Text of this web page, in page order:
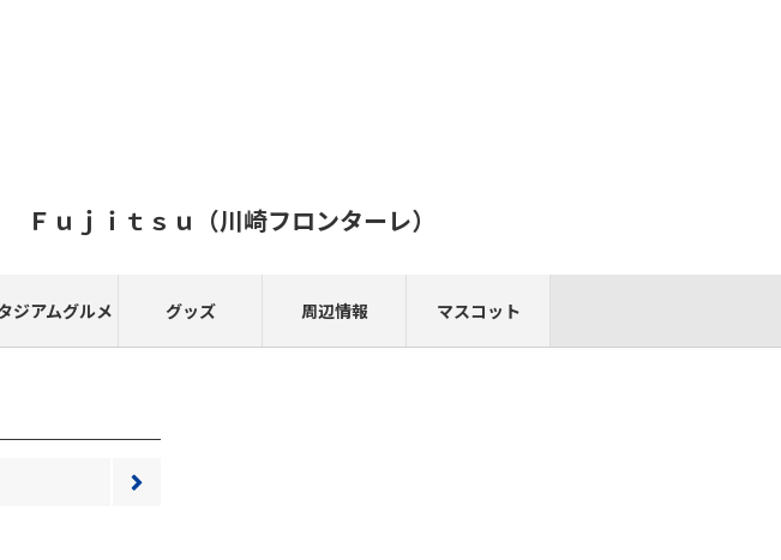
Ｆｕｊｉｔｓｕ （川崎フロンターレ）
ジアムグルメ グッズ 周辺情報 マスコット